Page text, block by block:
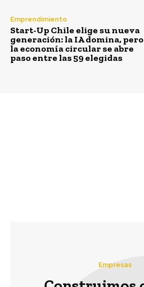
Emprendimiento
Start-Up Chile elige su nueva
generación: la IA domina, pero
la economía circular se abre
paso entre las 59 elegidas